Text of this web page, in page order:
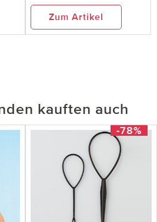
Zum Artikel
kauften auch
-78%